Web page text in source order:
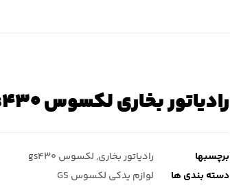
رادیاتور بخاری لکسوس gs۴۳۰ ( جی اس ۴۳۰ )
برچسبها رادیاتور بخاری, لکسوس gs۴۳۰
دسته بندی ها
لوازم یدکی لکسوس GS